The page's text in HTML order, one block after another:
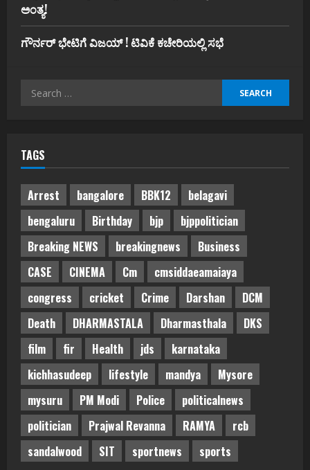
ಅಂತ್ಯ!
ಗೌರ್ನರ್‌ ಭೇಟಿಗೆ ವಿಜಯ್‌ ! ಟಿವಿಕೆ ಕಚೇರಿಯಲ್ಲಿ ಸಭೆ
Search
TAGS
Arrest bangalore BBK12
belagavi
bengaluru
Birthday bjp
bjppolitician
Breaking NEWS
breakingnews
Business
CASE
CINEMA Cm
cmsiddaeamaiaya
congress
cricket Crime Darshan
DCM
Death
DHARMASTALA Dharmasthala
DKS
film
fir Health jds
karnataka
kichhasudeep
lifestyle mandya
Mysore
mysuru
PM Modi Police
politicalnews
politician
Prajwal Revanna RAMYA
rcb
sandalwood
SIT sportnews sports